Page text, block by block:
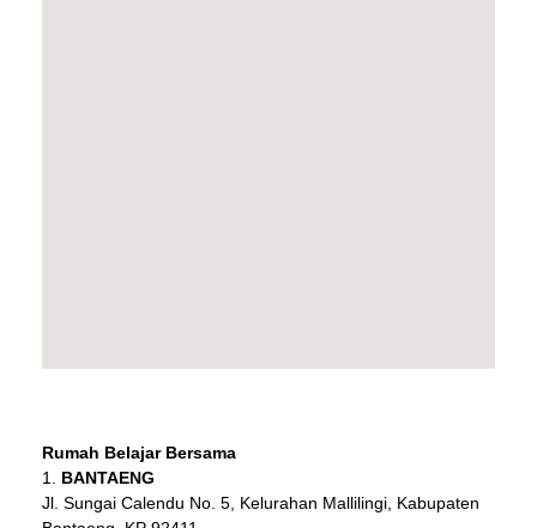
Rumah Belajar Bersama
BANTAENG
Jl. Sungai Calendu No. 5, Kelurahan Mallilingi, Kabupaten